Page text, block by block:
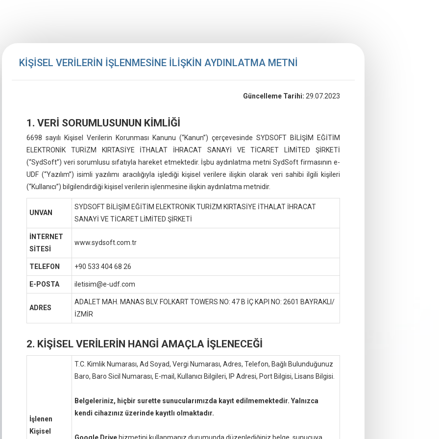
KİŞİSEL VERİLERİN İŞLENMESİNE İLİŞKİN AYDINLATMA METNİ
Güncelleme Tarihi: 29.07.2023
1. VERİ SORUMLUSUNUN KİMLİĞİ
6698 sayılı Kişisel Verilerin Korunması Kanunu (“Kanun”) çerçevesinde SYDSOFT BİLİŞİM EĞİTİM
ELEKTRONİK TURİZM KIRTASİYE İTHALAT İHRACAT SANAYİ VE TİCARET LİMİTED ŞİRKETİ
(“SydSoft”) veri sorumlusu sıfatıyla hareket etmektedir. İşbu aydınlatma metni SydSoft firmasının e-
UDF (“Yazılım”) isimli yazılımı aracılığıyla işlediği kişisel verilere ilişkin olarak veri sahibi ilgili kişileri
(“Kullanıcı”) bilgilendirdiği kişisel verilerin işlenmesine ilişkin aydınlatma metnidir.
UNVAN
SYDSOFT BİLİŞİM EĞİTİM ELEKTRONİK TURİZM KIRTASİYE İTHALAT İHRACAT
SANAYİ VE TİCARET LİMİTED ŞİRKETİ
İNTERNET
SİTESİ
www.sydsoft.com.tr
TELEFON +90 533 404 68 26
E-POSTA iletisim@e-udf.com
ADRES
ADALET MAH. MANAS BLV. FOLKART TOWERS NO: 47 B İÇ KAPI NO: 2601 BAYRAKLI/
İZMİR
2. KİŞİSEL VERİLERİN HANGİ AMAÇLA İŞLENECEĞİ
İşlenen
Kişisel
T.C. Kimlik Numarası, Ad Soyad, Vergi Numarası, Adres, Telefon, Bağlı Bulunduğunuz
Baro, Baro Sicil Numarası, E-mail, Kullanıcı Bilgileri, IP Adresi, Port Bilgisi, Lisans Bilgisi.
Belgeleriniz, hiçbir surette sunucularımızda kayıt edilmemektedir. Yalnızca
kendi cihazınız üzerinde kayıtlı olmaktadır.
Google Drive hizmetini kullanmanız durumunda düzenlediğiniz belge, sunucuya